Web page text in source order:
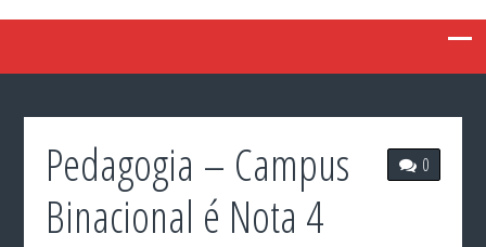
Canais
0
Pedagogia – Campus
Binacional é Nota 4